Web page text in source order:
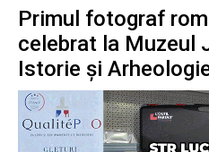
Primul fotograf
celebrat la Muzeul
Istorie și